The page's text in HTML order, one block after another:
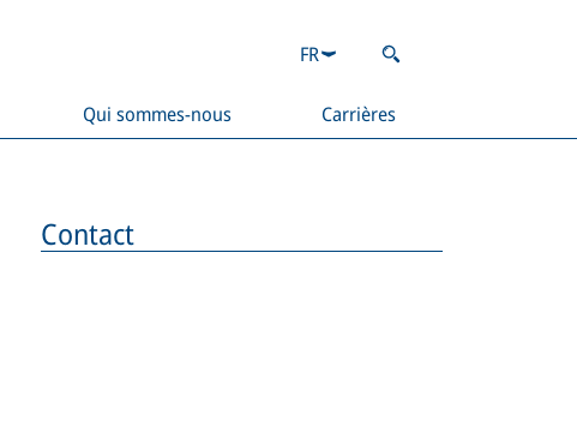
Qui sommes-nous Carrières
FR
Contact